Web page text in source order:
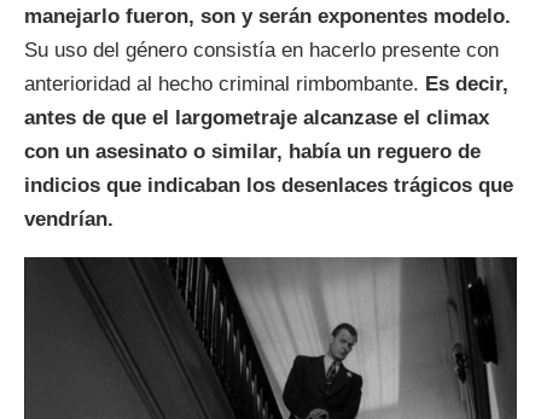
manejarlo fueron, son y serán exponentes modelo.
Su uso del género consistía en hacerlo presente con
anterioridad al hecho criminal rimbombante. Es decir,
antes de que el largometraje alcanzase el climax
con un asesinato o similar, había un reguero de
indicios que indicaban los desenlaces trágicos que
vendrían.